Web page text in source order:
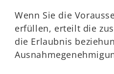
Wenn Sie die
erfüllen, erteilt die
die Erlaubnis